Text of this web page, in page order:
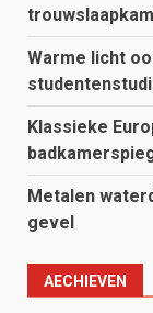
Warme licht
Klassieke
Metalen
gevel
AECHIEVEN